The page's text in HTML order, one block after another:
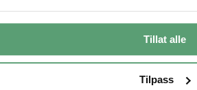
Tillat alle
Tilpass
& Klatrenett
maling